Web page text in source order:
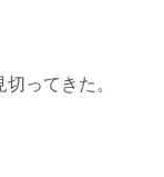
ってきた。